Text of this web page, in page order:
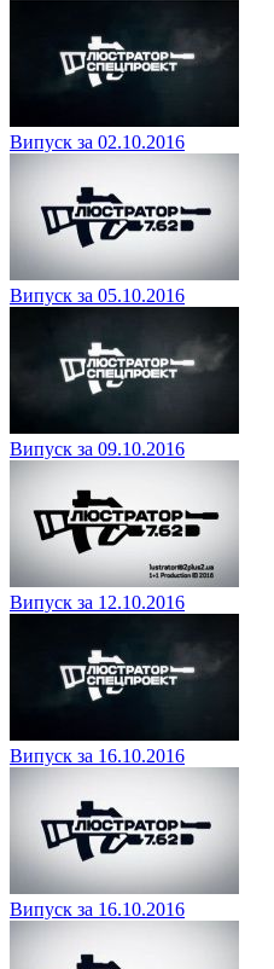
Випуск за 02.10.2016
Випуск за 05.10.2016
Випуск за 09.10.2016
Випуск за 12.10.2016
Випуск за 16.10.2016
Випуск за 16.10.2016